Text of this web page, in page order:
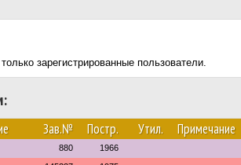
зарегистрированные пользователи.
Зав.№ Постр. Утил. Примечание
880 1966